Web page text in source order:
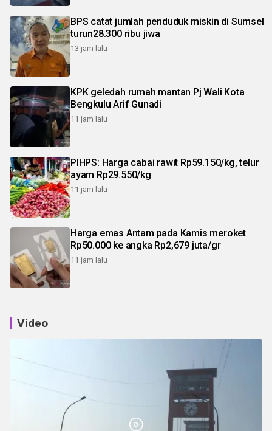
BPS catat jumlah penduduk miskin di Sumsel
turun28.300 ribu jiwa
13 jam lalu
KPK geledah rumah mantan Pj Wali Kota
Bengkulu Arif Gunadi
11 jam lalu
PIHPS: Harga cabai rawit Rp59.150/kg, telur
ayam Rp29.550/kg
11 jam lalu
Harga emas Antam pada Kamis meroket
Rp50.000 ke angka Rp2,679 juta/gr
11 jam lalu
Video